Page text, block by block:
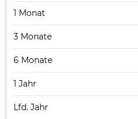
1 Monat
3 Monate
6 Monate
1 Jahr
Lfd. Jahr